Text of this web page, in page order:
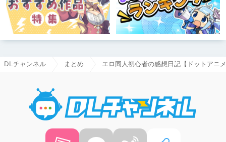
DLチャンネル まとめ エロ同人初心者の感想日記【ドットアニ